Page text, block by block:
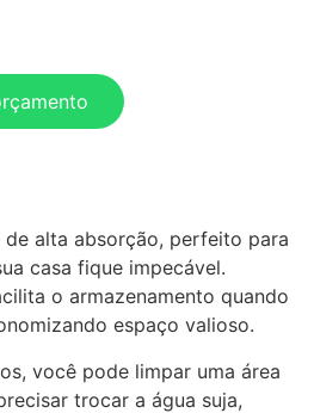
alta absorção, perfeito para
casa fique impecável.
o armazenamento quando
espaço valioso.
você pode limpar uma área
trocar a água suja,